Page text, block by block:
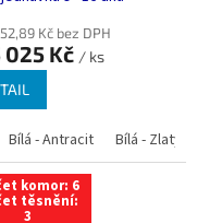
Bílá - Tmavý dub Bílá -
Kč bez DPH
025 Kč / ks
Bílá - Antracit Bílá - Zlatý
komor: 6
těsnění:
3